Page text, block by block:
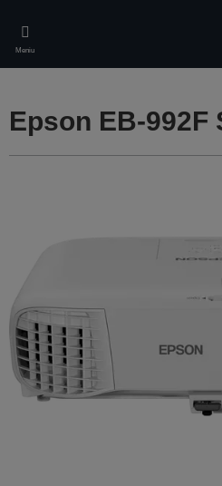
main
content
Meniu
Epson EB-992F